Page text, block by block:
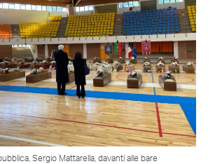
Sergio Mattarella, davanti alle bare